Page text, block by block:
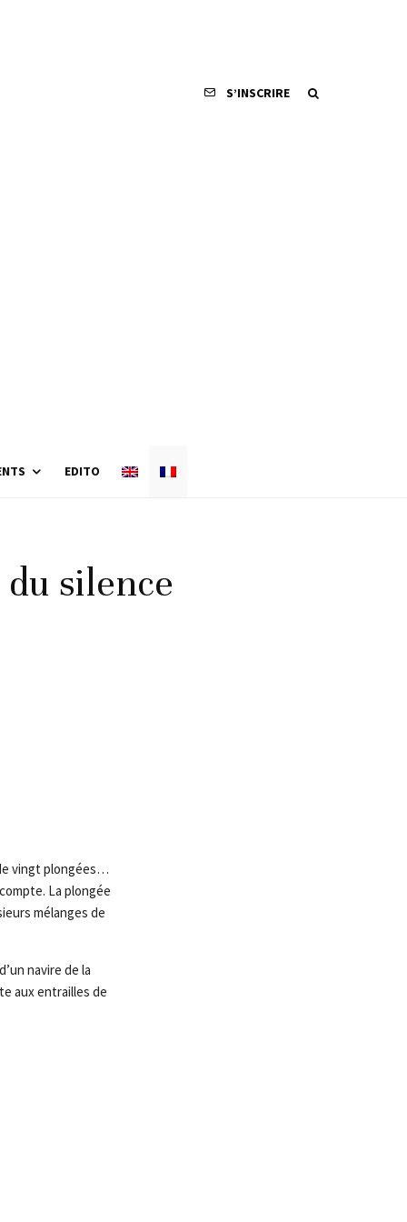
S’INSCRIRE
EDITO
silence
vingt plongées…
La plongée
mélanges de
navire de la
aux entrailles de